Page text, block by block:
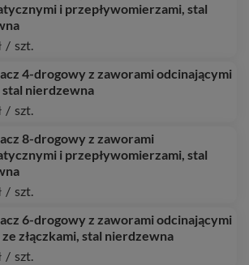
i przepływomierzami, stal
/ szt.
4-drogowy z zaworami odcinającymi
nierdzewna
/ szt.
8-drogowy z zaworami
i przepływomierzami, stal
/ szt.
6-drogowy z zaworami odcinającymi
złączkami, stal nierdzewna
/ szt.